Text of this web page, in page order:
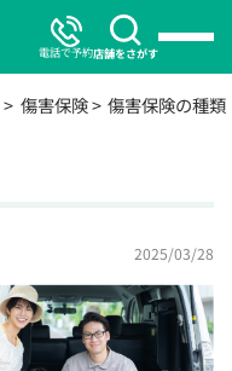
電話で予約店舗をさがす
傷害保険 傷害保険の種類
2025/03/28